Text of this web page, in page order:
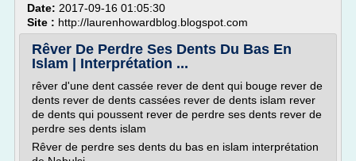
Date: 2017-09-16 01:05:30
Site : http://laurenhowardblog.blogspot.com
Rêver De Perdre Ses Dents Du Bas En
Islam | Interprétation ...
rêver d'une dent cassée rever de dent qui bouge rever de
dents rever de dents cassées rever de dents islam rever
de dents qui poussent rever de perdre ses dents rever de
perdre ses dents islam
Rêver de perdre ses dents du bas en islam interprétation